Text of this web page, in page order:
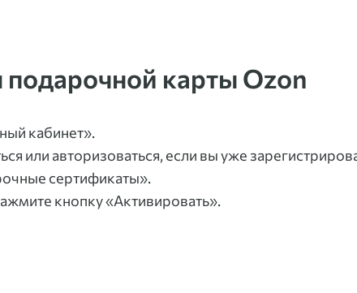
карты Ozon
кабинет».
или авторизоваться, если вы уже
сертификаты».
кнопку «Активировать».